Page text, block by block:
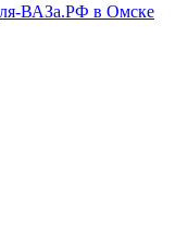
ВАЗа.РФ в Омске